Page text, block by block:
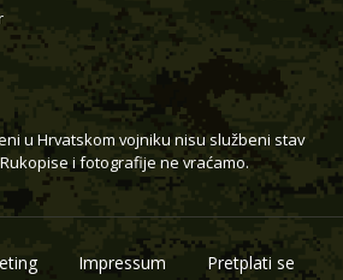
u Hrvatskom vojniku nisu službeni stav
i fotografije ne vraćamo.
Impressum
Pretplati se